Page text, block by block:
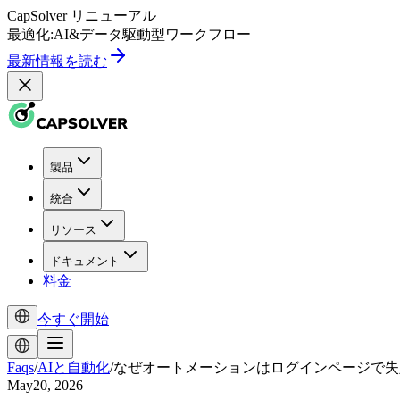
CapSolver リニューアル
最適化:AI&データ駆動型ワークフロー
最新情報を読む
製品
統合
リソース
ドキュメント
料金
今すぐ開始
Faqs/AIと自動化/なぜオートメーションはログインページで
May20, 2026